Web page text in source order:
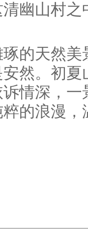
幽山村
天然美
然。初
情深，
的浪漫